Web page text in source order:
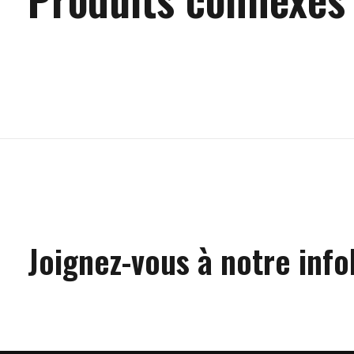
Joignez-vous à notre